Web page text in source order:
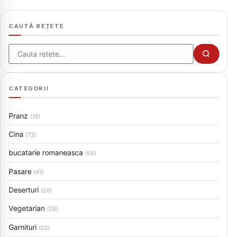
CAUTĂ REȚETE
Cauta
CATEGORII
Pranz (74)
Cina (73)
bucatarie romaneasca (55)
Pasare (41)
Deserturi (26)
Vegetarian (26)
Garnituri (22)